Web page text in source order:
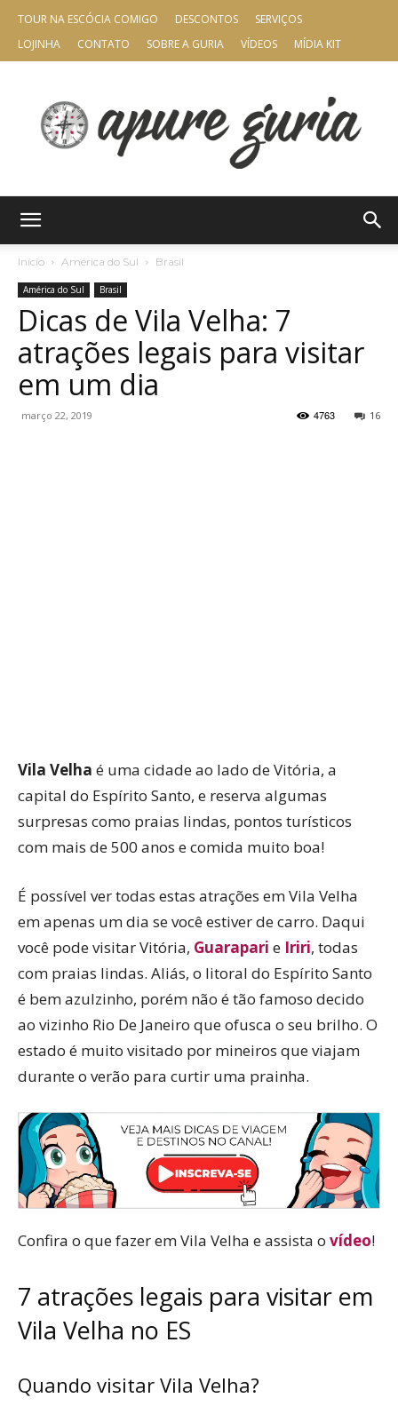
TOUR NA ESCÓCIA COMIGO DESCONTOS
SERVIÇOS
LOJINHA
CONTATO SOBRE A GURIA VÍDEOS MÍDIA KIT
Guria
Início América do Sul Brasil
América do Sul Brasil
Dicas de Vila Velha: 7
atrações legais para visitar
em um dia
março 22, 2019 16
4763
Vila Velha é uma cidade ao lado de Vitória, a
capital do Espírito Santo, e reserva algumas
surpresas como praias lindas, pontos turísticos
com mais de 500 anos e comida muito boa!
É possível ver todas estas atrações em Vila Velha
em apenas um dia se você estiver de carro. Daqui
você pode visitar Vitória, Guarapari e Iriri, todas
com praias lindas. Aliás, o litoral do Espírito Santo
é bem azulzinho, porém não é tão famoso decido
ao vizinho Rio De Janeiro que ofusca o seu brilho. O
estado é muito visitado por mineiros que viajam
durante o verão para curtir uma prainha.
Confira o que fazer em Vila Velha e assista o vídeo!
7 atrações legais para visitar em
Vila Velha no ES
Quando visitar Vila Velha?